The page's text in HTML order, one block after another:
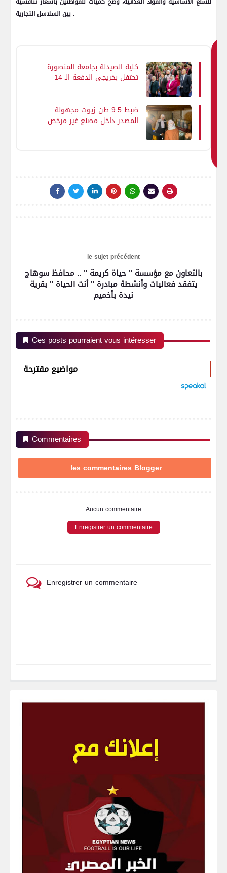
بين السلاسل التجارية .
كلية الصيدلة بجامعة المنصورة
تحتفل بخريجي الدفعة الـ 14
ضبط 9.5 طن زيوت مجهولة
المصدر داخل مصنع غير مرخص
le sujet précédent
بالتعاون مع مؤسسة " حياة كريمة " .. محافظ سوهاج
يتفقد فعاليات وأنشطة مبادرة " أنت الحياة " بقرية
نيدة بأخميم
Ces posts pourraient vous intéresser
مواضيع مقترحة
Commentaires
les commentaires Blogger
Aucun commentaire
Enregistrer un commentaire
Enregistrer un commentaire